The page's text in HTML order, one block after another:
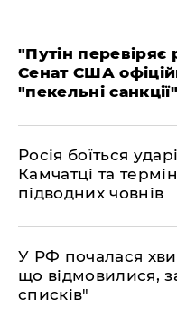
​"Путін перевіряє
Сенат США
"пекельні
​Росія боїться
Камчатці та
підводних човнів
​У РФ почалася
що відмовилися,
списків"